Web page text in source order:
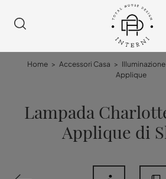
Home > Accessori Casa > Illuminazione
Applique
Lampada
Applique di